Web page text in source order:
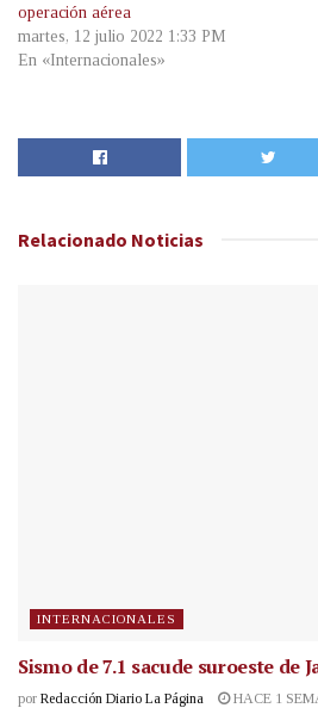
operación aérea
martes, 12 julio 2022 1:33 PM
En «Internacionales»
Relacionado Noticias
INTERNACIONALES
Sismo de 7.1 sacude suroeste de
por Redacción Diario La Página HACE 1